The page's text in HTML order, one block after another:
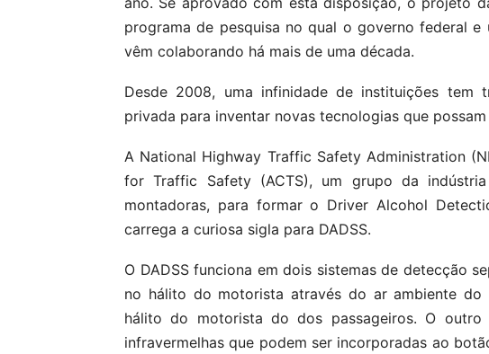
programa de pesquisa no qual o governo federal
vêm colaborando há mais de uma década.
Desde 2008, uma infinidade de instituições tem
privada para inventar novas tecnologias que
A National Highway Traffic Safety Administration
for Traffic Safety (ACTS), um grupo da
montadoras, para formar o Driver Alcohol
carrega a curiosa sigla para DADSS.
O DADSS funciona em dois sistemas de detecção
no hálito do motorista através do ar ambiente do
hálito do motorista do dos passageiros. O
infravermelhas que podem ser incorporadas ao